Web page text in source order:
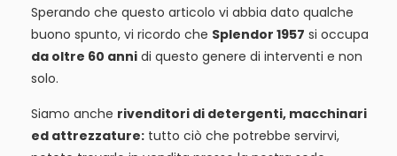
Sperando che questo articolo vi abbia dato qualche
buono spunto, vi ricordo che Splendor 1957 si occupa
da oltre 60 anni di questo genere di interventi e non
solo.
Siamo anche rivenditori di detergenti, macchinari
ed attrezzature: tutto ciò che potrebbe servirvi,